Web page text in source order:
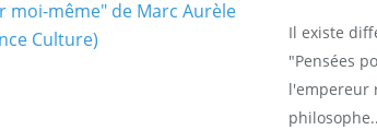
Il existe
"Pensées
l'empereur